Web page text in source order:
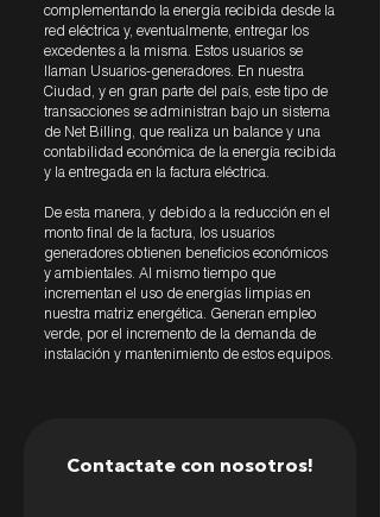
complementando la energía recibida desde la
red eléctrica y, eventualmente, entregar los
excedentes a la misma. Estos usuarios se
llaman Usuarios-generadores. En nuestra
Ciudad, y en gran parte del país, este tipo de
transacciones se administran bajo un sistema
de Net Billing, que realiza un balance y una
contabilidad económica de la energía recibida
y la entregada en la factura eléctrica.
De esta manera, y debido a la reducción en el
monto final de la factura, los usuarios
generadores obtienen beneficios económicos
y ambientales. Al mismo tiempo que
incrementan el uso de energías limpias en
nuestra matriz energética. Generan empleo
verde, por el incremento de la demanda de
instalación y mantenimiento de estos equipos.
Contactate con nosotros!